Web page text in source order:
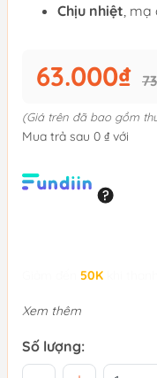
Chịu nhiệt ,
63.000₫
(Giá trên đã bao gồm
Mua trả sau 0 ₫ với
50K
Xem thêm
Số lượng: